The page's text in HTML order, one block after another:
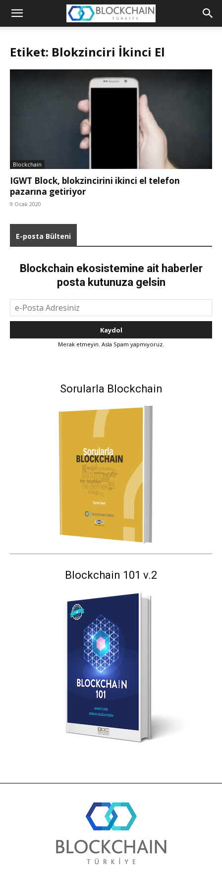
Blockchain
Etiket: Blokzinciri İkinci El
Blockchain
IGWT Block, blokzincirini ikinci el telefon
pazarına getiriyor
9 Ocak 2020
E-posta Bülteni
Blockchain ekosistemine ait haberler
posta kutunuza gelsin
Merak etmeyin. Asla Spam yapmıyoruz.
Sorularla Blockchain
Blockchain 101 v.2